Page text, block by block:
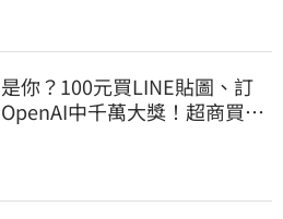
是你？100元買LINE貼圖、訂
OpenAI中千萬大獎！超商買10